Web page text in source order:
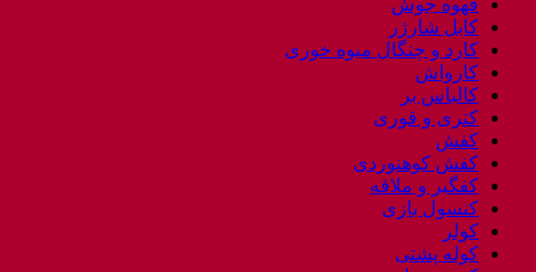
کابل شارژر
کارد و چنگال میوه خوری
کارواش
کالباس بر
کتری و قوری
کفش
کفش کوهنوردی
کفگیر و ملاقه
کنسول بازی
کولر
کوله پشتی